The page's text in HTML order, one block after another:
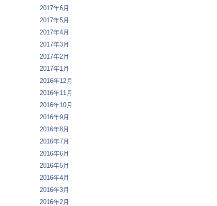
2017年6月
2017年5月
2017年4月
2017年3月
2017年2月
2017年1月
2016年12月
2016年11月
2016年10月
2016年9月
2016年8月
2016年7月
2016年6月
2016年5月
2016年4月
2016年3月
2016年2月